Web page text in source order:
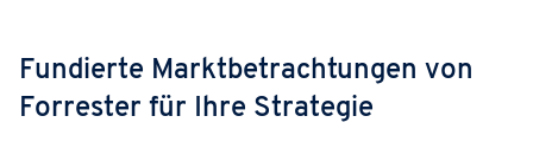
Fundierte Marktbetrachtungen von
Forrester für Ihre Strategie